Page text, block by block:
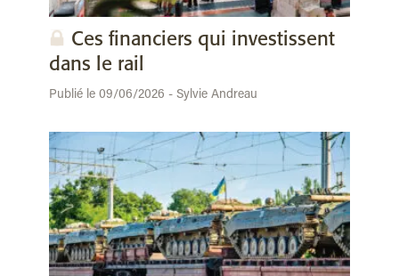
Ces financiers qui investissent
dans le rail
Publié le 09/06/2026 - Sylvie Andreau